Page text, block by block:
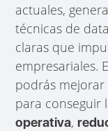
actuales,
técnicas de
claras que
empresariales.
podrás
para conseguir
operativa,